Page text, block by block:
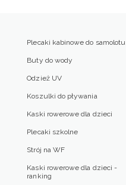
Plecaki kabinowe do samolotu
Buty do wody
Odzież UV
Koszulki do pływania
Kaski rowerowe dla dzieci
Plecaki szkolne
Strój na WF
Kaski rowerowe dla dzieci -
ranking